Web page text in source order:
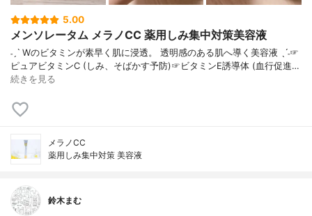
5.00
メンソレータム メラノCC 薬用しみ集中対策美容液
˗ˏˋ Wのビタミンが素早く肌に浸透。 透明感のある肌へ導く美容液 ˎˊ˗☞
ピュアビタミンC (しみ、そばかす予防)☞ビタミンE誘導体 (血行促進…
続きを見る
メラノCC
薬用しみ集中対策 美容液
鈴木まむ